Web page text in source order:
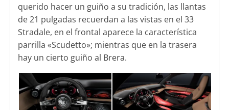
querido hacer un guiño a su tradición, las llantas
de 21 pulgadas recuerdan a las vistas en el 33
Stradale, en el frontal aparece la característica
parrilla «Scudetto»; mientras que en la trasera
hay un cierto guiño al Brera.